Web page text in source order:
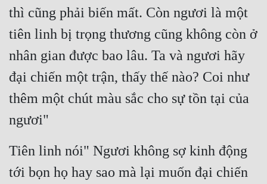
thì cũng phải biến mất. Còn ngươi là một
tiên linh bị trọng thương cũng không còn ở
nhân gian được bao lâu. Ta và ngươi hãy
đại chiến một trận, thấy thế nào? Coi như
thêm một chút màu sắc cho sự tồn tại của
ngươi"
Tiên linh nói" Ngươi không sợ kinh động
tới bọn họ hay sao mà lại muốn đại chiến